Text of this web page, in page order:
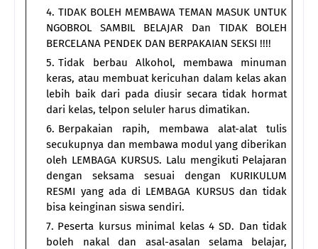
TIDAK BOLEH MEMBAWA TEMAN MASUK UNTUK
NGOBROL SAMBIL BELAJAR Dan TIDAK BOLEH
BERCELANA PENDEK DAN BERPAKAIAN SEKSI !!!!
Tidak berbau Alkohol, membawa minuman
keras, atau membuat kericuhan dalam kelas akan
lebih baik dari pada diusir secara tidak hormat
dari kelas, telpon seluler harus dimatikan.
Berpakaian rapih, membawa alat-alat tulis
secukupnya dan membawa modul yang diberikan
oleh LEMBAGA KURSUS. Lalu mengikuti Pelajaran
dengan seksama sesuai dengan KURIKULUM
RESMI yang ada di LEMBAGA KURSUS dan tidak
bisa keinginan siswa sendiri.
Peserta kursus minimal kelas 4 SD. Dan tidak
boleh nakal dan asal-asalan selama belajar,